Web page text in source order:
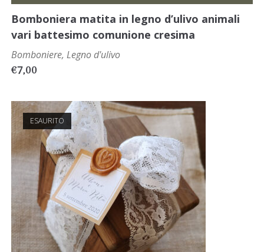
Bomboniera matita in legno d’ulivo animali
vari battesimo comunione cresima
Bomboniere, Legno d'ulivo
€7,00
ESAURITO